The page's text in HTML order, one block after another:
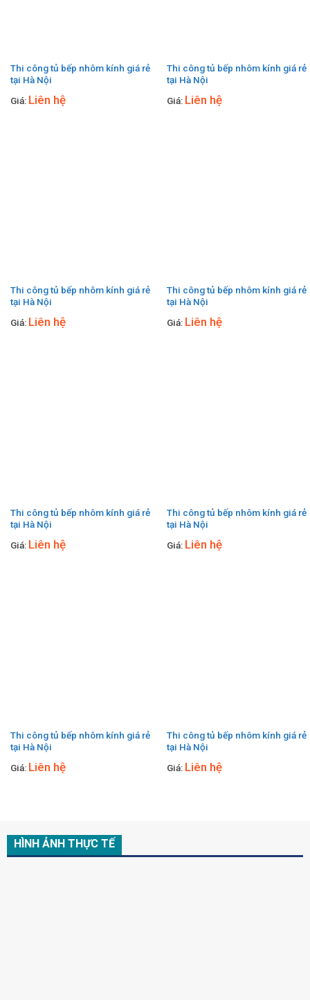
Thi công tủ bếp nhôm kính giá rẻ
tại Hà Nội
Giá: Liên hệ
Thi công tủ bếp nhôm kính giá rẻ
tại Hà Nội
Giá: Liên hệ
Thi công tủ bếp nhôm kính giá rẻ
tại Hà Nội
Giá: Liên hệ
Thi công tủ bếp nhôm kính giá rẻ
tại Hà Nội
Giá: Liên hệ
Thi công tủ bếp nhôm kính giá rẻ
tại Hà Nội
Giá: Liên hệ
Thi công tủ bếp nhôm kính giá rẻ
tại Hà Nội
Giá: Liên hệ
Thi công tủ bếp nhôm kính giá rẻ
tại Hà Nội
Giá: Liên hệ
Thi công tủ bếp nhôm kính giá rẻ
tại Hà Nội
Giá: Liên hệ
HÌNH ẢNH THỰC TẾ